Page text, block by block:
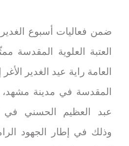
ضمن فعاليات أسبوع
العتبة العلوية المقدسة
العامة راية عيد الغدير
المقدسة في مدينة
عبد العظيم الحسني في
وذلك في إطار الجهود